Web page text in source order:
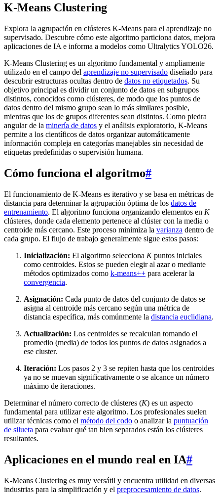
K-Means Clustering
Explora la agrupación en clústeres K-Means para el aprendizaje no
supervisado. Descubre cómo este algoritmo particiona datos, mejora
aplicaciones de IA e informa a modelos como Ultralytics YOLO26.
K-Means Clustering es un algoritmo fundamental y ampliamente
utilizado en el campo del aprendizaje no supervisado diseñado para
descubrir estructuras ocultas dentro de datos no etiquetados. Su
objetivo principal es dividir un conjunto de datos en subgrupos
distintos, conocidos como clústeres, de modo que los puntos de
datos dentro del mismo grupo sean lo más similares posible,
mientras que los de grupos diferentes sean distintos. Como piedra
angular de la minería de datos y el análisis exploratorio, K-Means
permite a los científicos de datos organizar automáticamente
información compleja en categorías manejables sin necesidad de
etiquetas predefinidas o supervisión humana.
Cómo funciona el algoritmo#
El funcionamiento de K-Means es iterativo y se basa en métricas de
distancia para determinar la agrupación óptima de los datos de
entrenamiento. El algoritmo funciona organizando elementos en K
clústeres, donde cada elemento pertenece al clúster con la media o
centroide más cercano. Este proceso minimiza la varianza dentro de
cada grupo. El flujo de trabajo generalmente sigue estos pasos:
Inicialización: El algoritmo selecciona Kpuntos iniciales
como centroides. Estos se pueden elegir al azar o mediante
métodos optimizados como k-means++ para acelerar la
convergencia.
Asignación: Cada punto de datos del conjunto de datos se
asigna al centroide más cercano según una métrica de
distancia específica, más comúnmente la distancia euclidiana.
Actualización: Los centroides se recalculan tomando el
promedio (media) de todos los puntos de datos asignados a
ese cluster.
Iteración: Los pasos 2 y 3 se repiten hasta que los centroides
ya no se muevan significativamente o se alcance un número
máximo de iteraciones.
Determinar el número correcto de clústeres (K) es un aspecto
fundamental para utilizar este algoritmo. Los profesionales suelen
utilizar técnicas como el método del codo o analizar la puntuación
de silueta para evaluar qué tan bien separados están los clústeres
resultantes.
Aplicaciones en el mundo real en IA#
K-Means Clustering es muy versátil y encuentra utilidad en diversas
industrias para la simplificación y el preprocesamiento de datos.